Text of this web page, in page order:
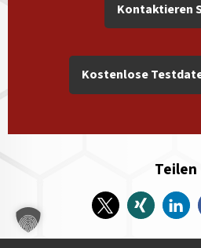
Kontaktieren
Kostenlose
Teilen